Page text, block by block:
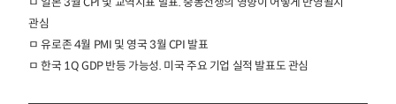
관심
ㅁ 유로존 4월 PMI 및 영국 3월 CPI 발표
ㅁ 한국 1Q GDP 반등 가능성. 미국 주요 기업 실적 발표도 관심